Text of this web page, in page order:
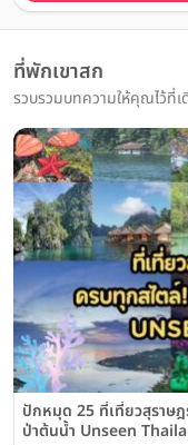
ที่พักเขาสก
รวบรวมบทความให้คุณไว้ที่เ
ปักหมุด 25 ที่เที่ยวสุราษฎ
ป่าต้นน้ำ Unseen